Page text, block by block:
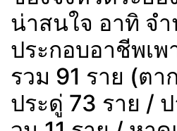
น่าสนใจ อาทิ จ
ประกอบอาชีพเพ
รวม 91 ราย (ตา
ประดู่ 73 ราย /